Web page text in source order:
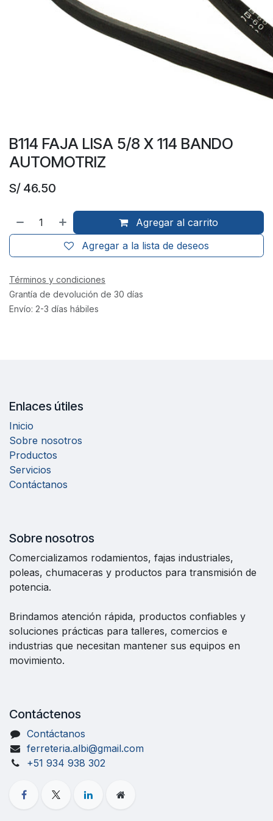
B114 FAJA LISA 5/8 X 114 BANDO
AUTOMOTRIZ
S/ 46.50
Agregar al carrito
Agregar a la lista de deseos
Términos y condiciones
Grantía de devolución de 30 días
Envío: 2-3 días hábiles
Enlaces útiles
Inicio
Sobre nosotros
Productos
Servicios
Contáctanos
Sobre nosotros
Comercializamos rodamientos, fajas industriales,
poleas, chumaceras y productos para transmisión de
potencia.
Brindamos atención rápida, productos confiables y
soluciones prácticas para talleres, comercios e
industrias que necesitan mantener sus equipos en
movimiento.
Contáctenos
Contáctanos
ferreteria.albi@gmail.com
+51 934 938 302